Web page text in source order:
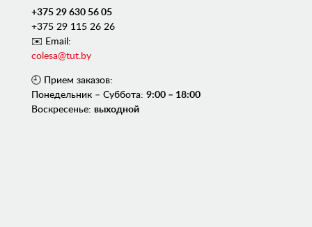
+375 29 630 56 05
+375 29 115 26 26
✉️ Email:
colesa@tut.by
🕘 Прием заказов:
Понедельник – Суббота: 9:00 – 18:00
Воскресенье: выходной